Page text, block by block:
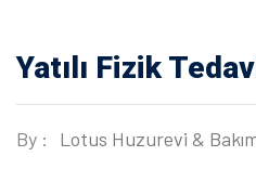
Yatılı Fizik
By : Lotus Huzurevi &